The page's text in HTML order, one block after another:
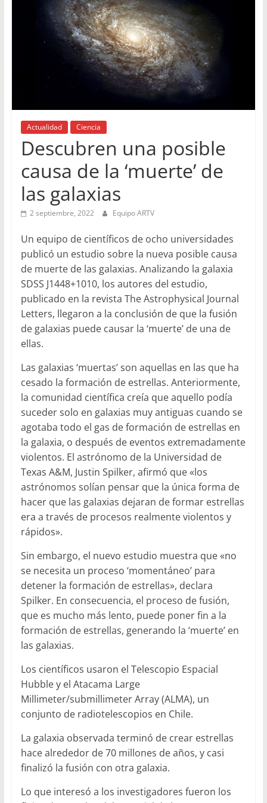
Actualidad Ciencia
Descubren una posible
causa de la ‘muerte’ de
las galaxias
2 septiembre, 2022 Equipo ARTV
Un equipo de científicos de ocho universidades
publicó un estudio sobre la nueva posible causa
de muerte de las galaxias. Analizando la galaxia
SDSS J1448+1010, los autores del estudio,
publicado en la revista The Astrophysical Journal
Letters, llegaron a la conclusión de que la fusión
de galaxias puede causar la ‘muerte’ de una de
ellas.
Las galaxias ‘muertas’ son aquellas en las que ha
cesado la formación de estrellas. Anteriormente,
la comunidad científica creía que aquello podía
suceder solo en galaxias muy antiguas cuando se
agotaba todo el gas de formación de estrellas en
la galaxia, o después de eventos extremadamente
violentos. El astrónomo de la Universidad de
Texas A&M, Justin Spilker, afirmó que «los
astrónomos solían pensar que la única forma de
hacer que las galaxias dejaran de formar estrellas
era a través de procesos realmente violentos y
rápidos».
Sin embargo, el nuevo estudio muestra que «no
se necesita un proceso ‘momentáneo’ para
detener la formación de estrellas», declara
Spilker. En consecuencia, el proceso de fusión,
que es mucho más lento, puede poner fin a la
formación de estrellas, generando la ‘muerte’ en
las galaxias.
Los científicos usaron el Telescopio Espacial
Hubble y el Atacama Large
Millimeter/submillimeter Array (ALMA), un
conjunto de radiotelescopios en Chile.
La galaxia observada terminó de crear estrellas
hace alrededor de 70 millones de años, y casi
finalizó la fusión con otra galaxia.
Lo que interesó a los investigadores fueron los